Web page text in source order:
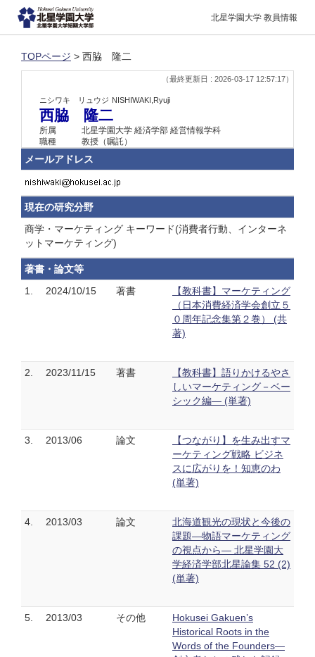
北星学園大学 教員情報
TOPページ > 西脇 隆二
（最終更新日 : 2026-03-17 12:57:17）
ニシワキ リュウジ NISHIWAKI,Ryuji
西脇 隆二
所属
北星学園大学 経済学部 経営情報学科
職種
教授（嘱託）
メールアドレス
現在の研究分野
商学・マーケティング キーワード(消費者行動、インターネ
ットマーケティング)
著書・論文等
1.
2024/10/15 著書
【教科書】マーケティング
（日本消費経済学会創立５
０周年記念集第２巻） (共
著)
2. 2023/11/15 著書
【教科書】語りかけるやさ
しいマーケティング－ベー
シック編― (単著)
3. 2013/06 論文
【つながり】を生み出すマ
ーケティング戦略 ビジネ
スに広がりを！知恵のわ
(単著)
4. 2013/03 論文
北海道観光の現状と今後の
課題―物語マーケティング
の視点から― 北星学園大
学経済学部北星論集 52 (2)
(単著)
5. 2013/03 その他
Hokusei Gakuen’s
Historical Roots in the
Words of the Founders—